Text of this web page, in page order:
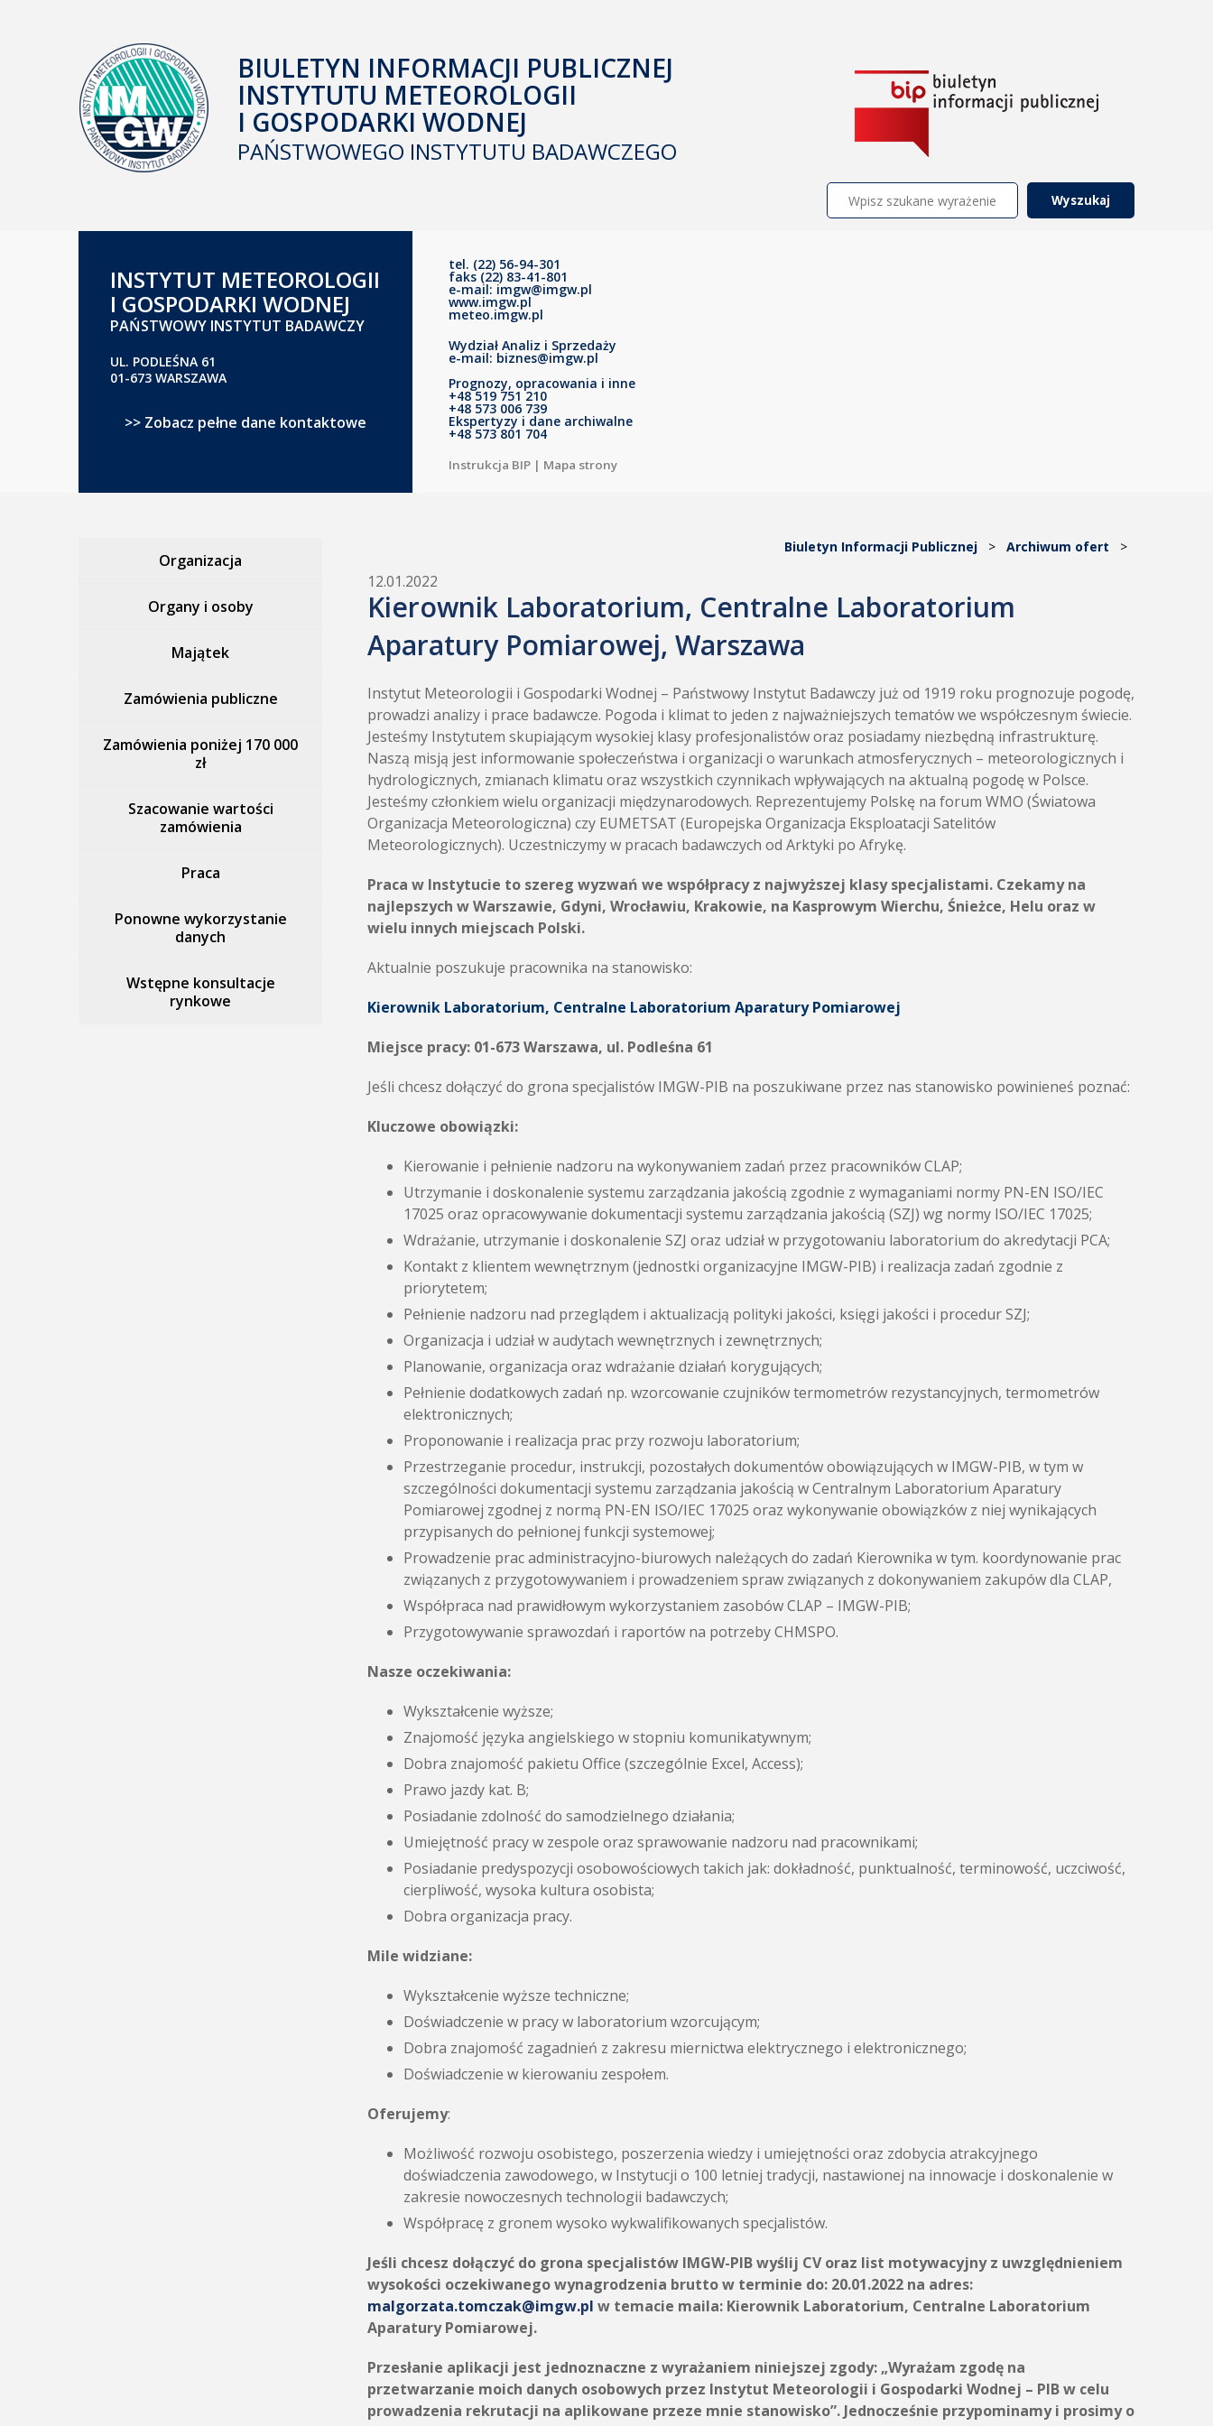
BIULETYN INFORMACJI PUBLICZNEJ
INSTYTUTU METEOROLOGII
I GOSPODARKI WODNEJ
PAŃSTWOWEGO INSTYTUTU BADAWCZEGO
Szukaj:
INSTYTUT METEOROLOGII
I GOSPODARKI WODNEJ
PAŃSTWOWY INSTYTUT BADAWCZY
UL. PODLEŚNA 61
01-673 WARSZAWA
>> Zobacz pełne dane kontaktowe
tel. (22) 56-94-301
faks (22) 83-41-801
e-mail: imgw@imgw.pl
www.imgw.pl
meteo.imgw.pl
Wydział Analiz i Sprzedaży
e-mail: biznes@imgw.pl
Prognozy, opracowania i inne
+48 519 751 210
+48 573 006 739
Ekspertyzy i dane archiwalne
+48 573 801 704
Instrukcja BIP | Mapa strony
Organizacja
Organy i osoby
Majątek
Zamówienia publiczne
Zamówienia poniżej 170 000
zł
Szacowanie wartości
zamówienia
Praca
Ponowne wykorzystanie
danych
Wstępne konsultacje
rynkowe
Biuletyn Informacji Publicznej > Archiwum ofert >
12.01.2022
Kierownik Laboratorium, Centralne Laboratorium
Aparatury Pomiarowej, Warszawa
Instytut Meteorologii i Gospodarki Wodnej – Państwowy Instytut Badawczy już od 1919 roku prognozuje pogodę,
prowadzi analizy i prace badawcze. Pogoda i klimat to jeden z najważniejszych tematów we współczesnym świecie.
Jesteśmy Instytutem skupiającym wysokiej klasy profesjonalistów oraz posiadamy niezbędną infrastrukturę.
Naszą misją jest informowanie społeczeństwa i organizacji o warunkach atmosferycznych – meteorologicznych i
hydrologicznych, zmianach klimatu oraz wszystkich czynnikach wpływających na aktualną pogodę w Polsce.
Jesteśmy członkiem wielu organizacji międzynarodowych. Reprezentujemy Polskę na forum WMO (Światowa
Organizacja Meteorologiczna) czy EUMETSAT (Europejska Organizacja Eksploatacji Satelitów
Meteorologicznych). Uczestniczymy w pracach badawczych od Arktyki po Afrykę.
Praca w Instytucie to szereg wyzwań we współpracy z najwyższej klasy specjalistami. Czekamy na
najlepszych w Warszawie, Gdyni, Wrocławiu, Krakowie, na Kasprowym Wierchu, Śnieżce, Helu oraz w
wielu innych miejscach Polski.
Aktualnie poszukuje pracownika na stanowisko:
Kierownik Laboratorium, Centralne Laboratorium Aparatury Pomiarowej
Miejsce pracy: 01-673 Warszawa, ul. Podleśna 61
Jeśli chcesz dołączyć do grona specjalistów IMGW-PIB na poszukiwane przez nas stanowisko powinieneś poznać:
Kluczowe obowiązki:
Kierowanie i pełnienie nadzoru na wykonywaniem zadań przez pracowników CLAP;
Utrzymanie i doskonalenie systemu zarządzania jakością zgodnie z wymaganiami normy PN-EN ISO/IEC
17025 oraz opracowywanie dokumentacji systemu zarządzania jakością (SZJ) wg normy ISO/IEC 17025;
Wdrażanie, utrzymanie i doskonalenie SZJ oraz udział w przygotowaniu laboratorium do akredytacji PCA;
Kontakt z klientem wewnętrznym (jednostki organizacyjne IMGW-PIB) i realizacja zadań zgodnie z
priorytetem;
Pełnienie nadzoru nad przeglądem i aktualizacją polityki jakości, księgi jakości i procedur SZJ;
Organizacja i udział w audytach wewnętrznych i zewnętrznych;
Planowanie, organizacja oraz wdrażanie działań korygujących;
Pełnienie dodatkowych zadań np. wzorcowanie czujników termometrów rezystancyjnych, termometrów
elektronicznych;
Proponowanie i realizacja prac przy rozwoju laboratorium;
Przestrzeganie procedur, instrukcji, pozostałych dokumentów obowiązujących w IMGW-PIB, w tym w
szczególności dokumentacji systemu zarządzania jakością w Centralnym Laboratorium Aparatury
Pomiarowej zgodnej z normą PN-EN ISO/IEC 17025 oraz wykonywanie obowiązków z niej wynikających
przypisanych do pełnionej funkcji systemowej;
Prowadzenie prac administracyjno-biurowych należących do zadań Kierownika w tym. koordynowanie prac
związanych z przygotowywaniem i prowadzeniem spraw związanych z dokonywaniem zakupów dla CLAP,
Współpraca nad prawidłowym wykorzystaniem zasobów CLAP – IMGW-PIB;
Przygotowywanie sprawozdań i raportów na potrzeby CHMSPO.
Nasze oczekiwania:
Wykształcenie wyższe;
Znajomość języka angielskiego w stopniu komunikatywnym;
Dobra znajomość pakietu Office (szczególnie Excel, Access);
Prawo jazdy kat. B;
Posiadanie zdolność do samodzielnego działania;
Umiejętność pracy w zespole oraz sprawowanie nadzoru nad pracownikami;
Posiadanie predyspozycji osobowościowych takich jak: dokładność, punktualność, terminowość, uczciwość,
cierpliwość, wysoka kultura osobista;
Dobra organizacja pracy.
Mile widziane:
Wykształcenie wyższe techniczne;
Doświadczenie w pracy w laboratorium wzorcującym;
Dobra znajomość zagadnień z zakresu miernictwa elektrycznego i elektronicznego;
Doświadczenie w kierowaniu zespołem.
Oferujemy:
Możliwość rozwoju osobistego, poszerzenia wiedzy i umiejętności oraz zdobycia atrakcyjnego
doświadczenia zawodowego, w Instytucji o 100 letniej tradycji, nastawionej na innowacje i doskonalenie w
zakresie nowoczesnych technologii badawczych;
Współpracę z gronem wysoko wykwalifikowanych specjalistów.
Jeśli chcesz dołączyć do grona specjalistów IMGW-PIB wyślij CV oraz list motywacyjny z uwzględnieniem
wysokości oczekiwanego wynagrodzenia brutto w terminie do: 20.01.2022 na adres:
malgorzata.tomczak@imgw.pl w temacie maila: Kierownik Laboratorium, Centralne Laboratorium
Aparatury Pomiarowej.
Przesłanie aplikacji jest jednoznaczne z wyrażaniem niniejszej zgody: „Wyrażam zgodę na
przetwarzanie moich danych osobowych przez Instytut Meteorologii i Gospodarki Wodnej – PIB w celu
prowadzenia rekrutacji na aplikowane przeze mnie stanowisko”. Jednocześnie przypominamy i prosimy o